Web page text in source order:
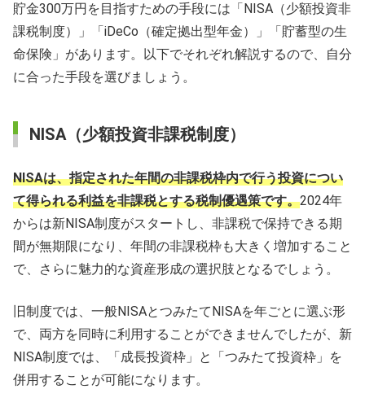
貯金300万円を目指すための手段には「NISA（少額投資非
課税制度）」「iDeCo（確定拠出型年金）」「貯蓄型の生
命保険」があります。以下でそれぞれ解説するので、自分
に合った手段を選びましょう。
NISA（少額投資非課税制度）
NISAは、指定された年間の非課税枠内で行う投資につい
て得られる利益を非課税とする税制優遇策です。2024年
からは新NISA制度がスタートし、非課税で保持できる期
間が無期限になり、年間の非課税枠も大きく増加すること
で、さらに魅力的な資産形成の選択肢となるでしょう。
旧制度では、一般NISAとつみたてNISAを年ごとに選ぶ形
で、両方を同時に利用することができませんでしたが、新
NISA制度では、「成長投資枠」と「つみたて投資枠」を
併用することが可能になります。